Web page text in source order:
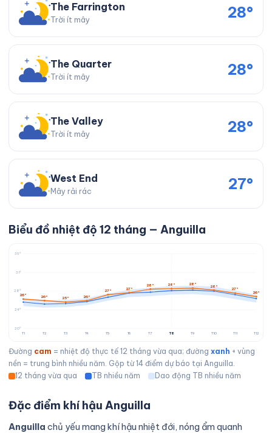
The Farrington
Trời ít mây 28°
The Quarter
Trời ít mây 28°
The Valley
Trời ít mây 28°
West End
Mây rải rác 27°
Biểu đồ nhiệt độ 12 tháng — Anguilla
20°
24°
28°
31°
35°
26° 26° 25° 26°
27° 27°
28° 28° 28° 28°
27°
26°
T1 T2 T3 T4 T5 T6 T7 T8 T9 T10 T11 T12
Đường cam = nhiệt độ thực tế 12 tháng vừa qua; đường xanh + vùng
nền = trung bình nhiều năm. Gộp từ 14 điểm dự báo tại Anguilla.
12 tháng vừa qua
TB nhiều năm Dao động TB nhiều năm
Đặc điểm khí hậu Anguilla
Anguilla chủ yếu mang khí hậu nhiệt đới, nóng ẩm quanh